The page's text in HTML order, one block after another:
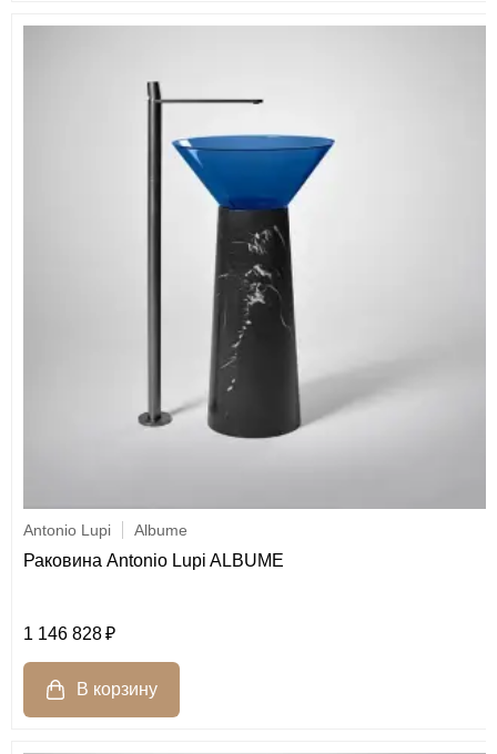
Antonio Lupi Albume
Раковина Antonio Lupi ALBUME
1 146 828